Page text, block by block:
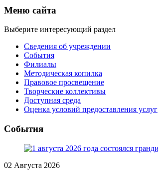
Меню сайта
Выберите интересующий раздел
Сведения об учреждении
События
Филиалы
Методическая копилка
Правовое просвещение
Творческие коллективы
Доступная среда
Оценка условий предоставления услуг
События
02 Августа 2026